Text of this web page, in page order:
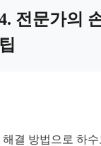
전문가의
해결 방법으로 하